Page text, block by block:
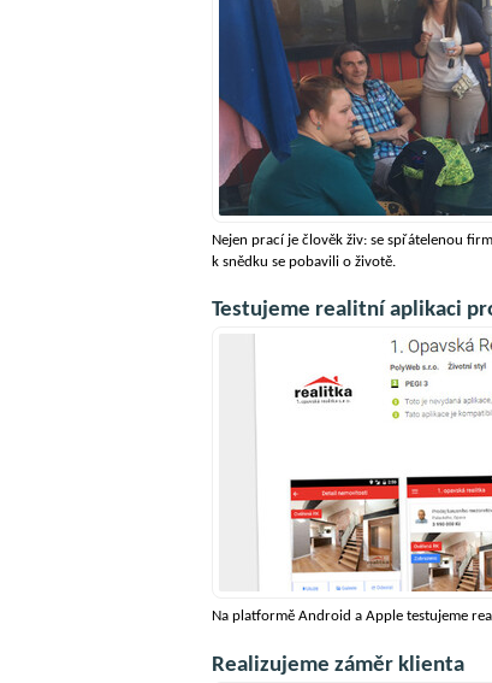
Nejen prací je člověk živ: se spřátelenou
k snědku se pobavili o životě.
Testujeme realitní aplikaci
Na platformě Android a Apple testujeme
Realizujeme záměr klienta